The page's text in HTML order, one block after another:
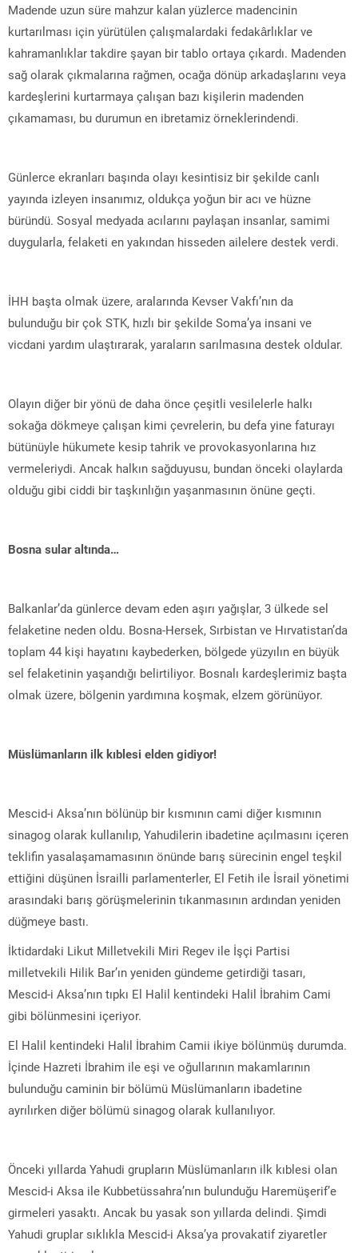
Madende uzun süre mahzur kalan yüzlerce madencinin
kurtarılması için yürütülen çalışmalardaki fedakârlıklar ve
kahramanlıklar takdire şayan bir tablo ortaya çıkardı. Madenden
sağ olarak çıkmalarına rağmen, ocağa dönüp arkadaşlarını veya
kardeşlerini kurtarmaya çalışan bazı kişilerin madenden
çıkamaması, bu durumun en ibretamiz örneklerindendi.
Günlerce ekranları başında olayı kesintisiz bir şekilde canlı
yayında izleyen insanımız, oldukça yoğun bir acı ve hüzne
büründü. Sosyal medyada acılarını paylaşan insanlar, samimi
duygularla, felaketi en yakından hisseden ailelere destek verdi.
İHH başta olmak üzere, aralarında Kevser Vakfı’nın da
bulunduğu bir çok STK, hızlı bir şekilde Soma’ya insani ve
vicdani yardım ulaştırarak, yaraların sarılmasına destek oldular.
Olayın diğer bir yönü de daha önce çeşitli vesilelerle halkı
sokağa dökmeye çalışan kimi çevrelerin, bu defa yine faturayı
bütünüyle hükumete kesip tahrik ve provokasyonlarına hız
vermeleriydi. Ancak halkın sağduyusu, bundan önceki olaylarda
olduğu gibi ciddi bir taşkınlığın yaşanmasının önüne geçti.
Bosna sular altında…
Balkanlar’da günlerce devam eden aşırı yağışlar, 3 ülkede sel
felaketine neden oldu. Bosna-Hersek, Sırbistan ve Hırvatistan’da
toplam 44 kişi hayatını kaybederken, bölgede yüzyılın en büyük
sel felaketinin yaşandığı belirtiliyor. Bosnalı kardeşlerimiz başta
olmak üzere, bölgenin yardımına koşmak, elzem görünüyor.
Müslümanların ilk kıblesi elden gidiyor!
Mescid-i Aksa’nın bölünüp bir kısmının cami diğer kısmının
sinagog olarak kullanılıp, Yahudilerin ibadetine açılmasını içeren
teklifin yasalaşamamasının önünde barış sürecinin engel teşkil
ettiğini düşünen İsrailli parlamenterler, El Fetih ile İsrail yönetimi
arasındaki barış görüşmelerinin tıkanmasının ardından yeniden
düğmeye bastı.
İktidardaki Likut Milletvekili Miri Regev ile İşçi Partisi
milletvekili Hilik Bar’ın yeniden gündeme getirdiği tasarı,
Mescid-i Aksa’nın tıpkı El Halil kentindeki Halil İbrahim Cami
gibi bölünmesini içeriyor.
El Halil kentindeki Halil İbrahim Camii ikiye bölünmüş durumda.
İçinde Hazreti İbrahim ile eşi ve oğullarının makamlarının
bulunduğu caminin bir bölümü Müslümanların ibadetine
ayrılırken diğer bölümü sinagog olarak kullanılıyor.
Önceki yıllarda Yahudi grupların Müslümanların ilk kıblesi olan
Mescid-i Aksa ile Kubbetüssahra’nın bulunduğu Haremüşerif’e
girmeleri yasaktı. Ancak bu yasak son yıllarda delindi. Şimdi
Yahudi gruplar sıklıkla Mescid-i Aksa’ya provakatif ziyaretler